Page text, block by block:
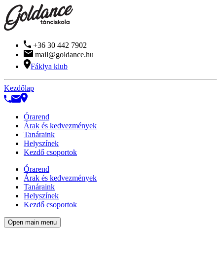
+36 30 442 7902
mail@goldance.hu
Fáklya klub
Kezdőlap
Órarend
Árak és kedvezmények
Tanáraink
Helyszínek
Kezdő csoportok
Órarend
Árak és kedvezmények
Tanáraink
Helyszínek
Kezdő csoportok
Open main menu